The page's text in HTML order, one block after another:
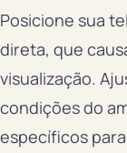
Posicione sua
direta, que
visualização.
condições do
específicos